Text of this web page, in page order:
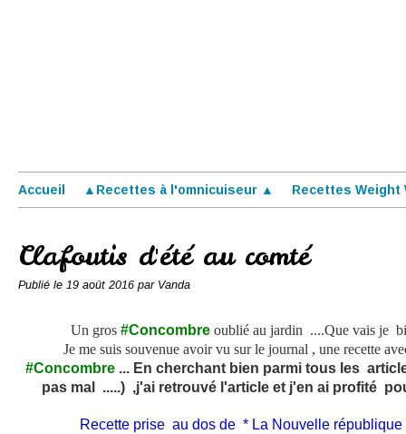
Accueil ▲Recettes à l'omnicuiseur ▲ Recettes Weight
Clafoutis d'été au comté
Publié le 19 août 2016 par Vanda
Un gros #Concombreoublié au jardin ....Que vais je
Je me suis souvenue avoir vu sur le journal , une recette
#Concombre ... En cherchant bien parmi tous les
pas mal .....) ,j'ai retrouvé l'article et j'en ai profité
Recette prise au dos de * La Nouvelle